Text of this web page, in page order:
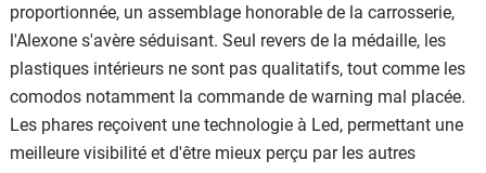
proportionnée, un assemblage honorable de la carrosserie,
l'Alexone s'avère séduisant. Seul revers de la médaille, les
plastiques intérieurs ne sont pas qualitatifs, tout comme les
comodos notamment la commande de warning mal placée.
Les phares reçoivent une technologie à Led, permettant une
meilleure visibilité et d'être mieux perçu par les autres